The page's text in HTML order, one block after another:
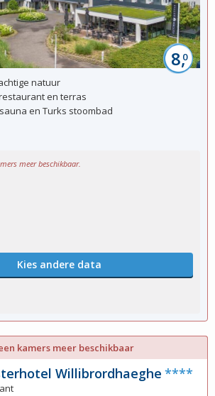
meer beschikbaar.
Kies andere data
8,0
natuur
en terras
en Turks stoombad
kamers meer beschikbaar
Willibrordhaeghe ****